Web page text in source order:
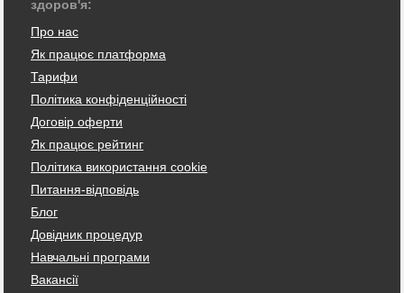
здоров'я:
Про нас
Як працює платформа
Тарифи
Політика конфіденційності
Договір оферти
Як працює рейтинг
Політика використання cookie
Питання-відповідь
Блог
Довідник процедур
Навчальні програми
Вакансії